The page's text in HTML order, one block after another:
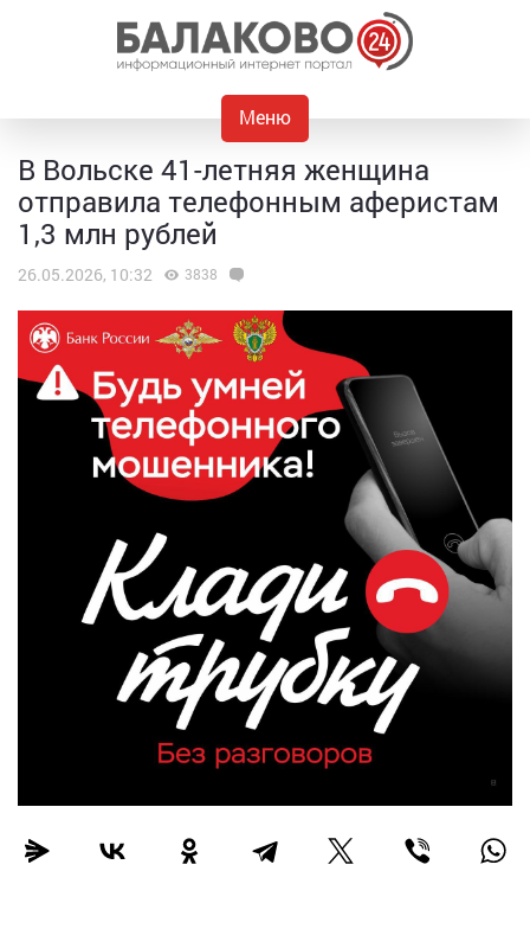
Меню
В Вольске 41-летняя женщина
отправила телефонным аферистам
1,3 млн рублей
26.05.2026, 10:32 3838